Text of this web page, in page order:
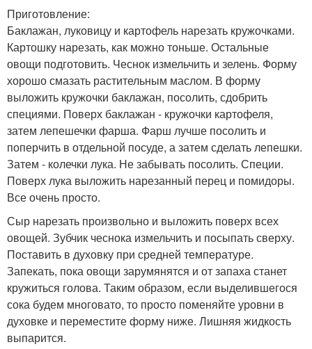
Приготовление:
Баклажан, луковицу и картофель нарезать кружочками.
Картошку нарезать, как можно тоньше. Остальные
овощи подготовить. Чеснок измельчить и зелень. Форму
хорошо смазать растительным маслом. В форму
выложить кружочки баклажан, посолить, сдобрить
специями. Поверх баклажан - кружочки картофеля,
затем лепешечки фарша. Фарш лучше посолить и
поперчить в отдельной посуде, а затем сделать лепешки.
Затем - колечки лука. Не забывать посолить. Специи.
Поверх лука выложить нарезанный перец и помидоры.
Все очень просто.
Сыр нарезать произвольно и выложить поверх всех
овощей. Зубчик чеснока измельчить и посыпать сверху.
Поставить в духовку при средней температуре.
Запекать, пока овощи зарумянятся и от запаха станет
кружиться голова. Таким образом, если выделившегося
сока будем многовато, то просто поменяйте уровни в
духовке и переместите форму ниже. Лишняя жидкость
выпарится.